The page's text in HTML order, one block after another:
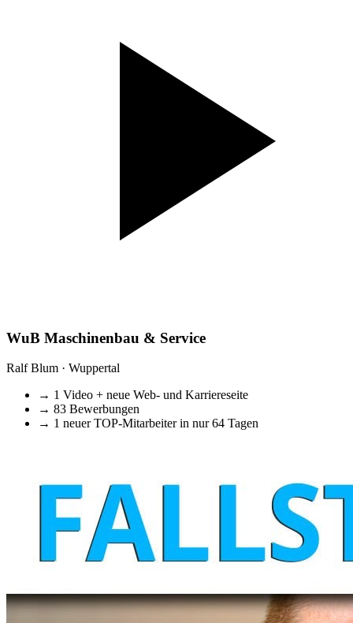
WuB Maschinenbau & Service
Ralf Blum · Wuppertal
→ 1 Video + neue Web- und Karriereseite
→ 83 Bewerbungen
→ 1 neuer TOP-Mitarbeiter in nur 64 Tagen